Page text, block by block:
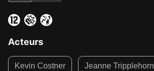
Acteurs
Kevin Costner Jeanne Tripplehorn